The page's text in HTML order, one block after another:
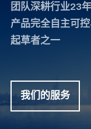
团队深耕行业23
产品完全自主可
起草者之一
我们的服务